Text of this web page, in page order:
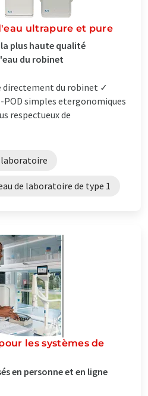
ultrapure et pure
plus haute qualité
du robinet
directement du robinet ✓
simples etergonomiques
respectueux de
de laboratoire de type 1
les systèmes de
en personne et en ligne